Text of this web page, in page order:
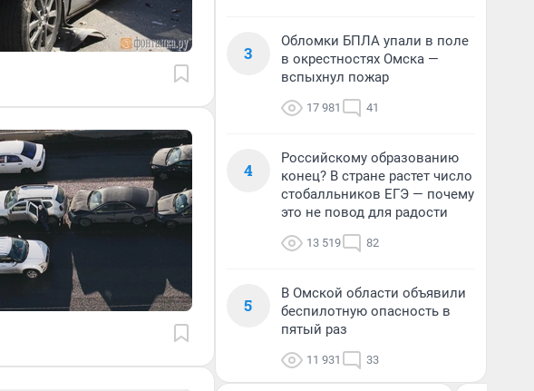
3
Обломки БПЛА упали в поле
в окрестностях Омска —
вспыхнул пожар
17 981 41
4
Российскому образованию
конец? В стране растет число
стобалльников ЕГЭ — почему
это не повод для радости
13 519 82
5
В Омской области объявили
беспилотную опасность в
пятый раз
11 931 33